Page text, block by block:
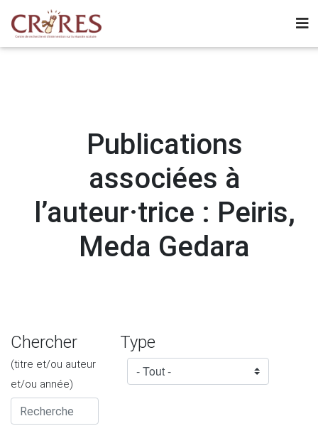
Publications
associées à
l’auteur·trice : Peiris,
Meda Gedara
Chercher
(titre et/ou auteur
et/ou année)
Type